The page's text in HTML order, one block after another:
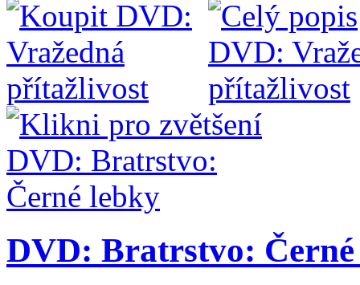
DVD: Bratrstvo: Černé